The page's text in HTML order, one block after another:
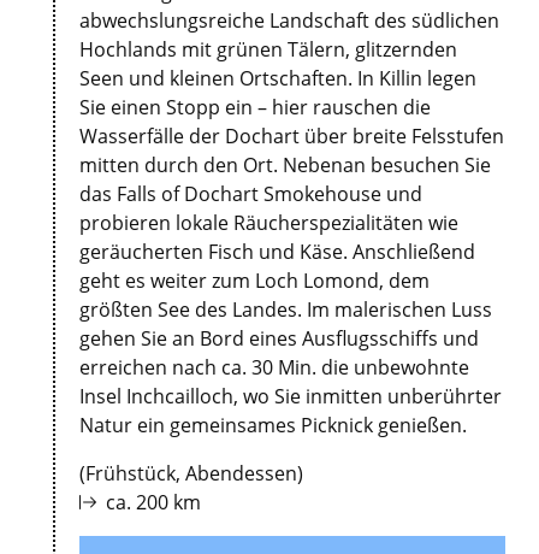
abwechslungsreiche Landschaft des südlichen
Hochlands mit grünen Tälern, glitzernden
Seen und kleinen Ortschaften. In Killin legen
Sie einen Stopp ein – hier rauschen die
Wasserfälle der Dochart über breite Felsstufen
mitten durch den Ort. Nebenan besuchen Sie
das Falls of Dochart Smokehouse und
probieren lokale Räucherspezialitäten wie
geräucherten Fisch und Käse. Anschließend
geht es weiter zum Loch Lomond, dem
größten See des Landes. Im malerischen Luss
gehen Sie an Bord eines Ausflugsschiffs und
erreichen nach ca. 30 Min. die unbewohnte
Insel Inchcailloch, wo Sie inmitten unberührter
Natur ein gemeinsames Picknick genießen.
(Frühstück, Abendessen)
ca. 200 km